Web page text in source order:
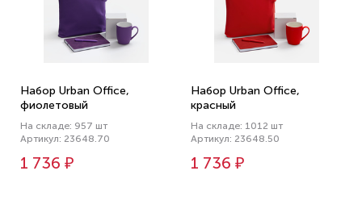
Набор Urban Office,
фиолетовый
На складе: 957 шт
Артикул: 23648.70
1 736 ₽
Набор Urban Office,
красный
На складе: 1012 шт
Артикул: 23648.50
1 736 ₽